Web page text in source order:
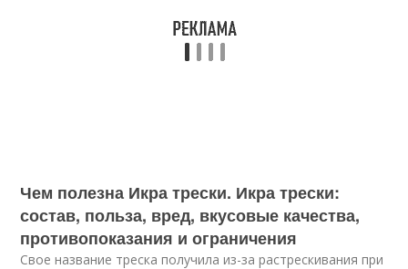
Чем полезна Икра трески. Икра трески:
состав, польза, вред, вкусовые качества,
противопоказания и ограничения
Свое название треска получила из-за растрескивания при